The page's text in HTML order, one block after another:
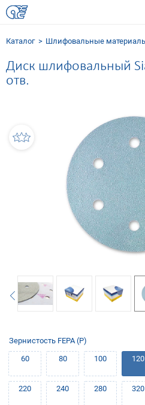
Каталог Шлифовальные
Диск шлифовальный
отв.
Зернистость FEPA (P)
60
80 100 120
220 240 280 320